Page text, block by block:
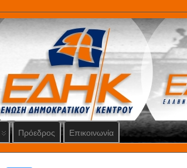
Πρόεδρος Επικοινωνία